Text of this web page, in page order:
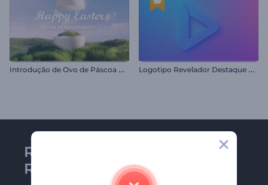
I
ntrodução de Ovo de Páscoa Rachado L
ogotipo Revelador Destaque Vibrante
Receba a newsletter da
Renderforest